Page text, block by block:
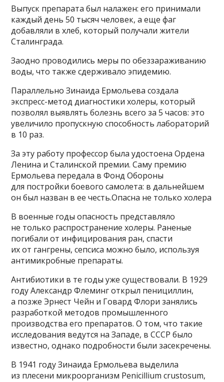
Выпуск препарата был налажен: его принимали
каждый день 50 тысяч человек, а еще фаг
добавляли в хлеб, который получали жители
Сталинграда.
Заодно проводились меры по обеззараживанию
воды, что также сдерживало эпидемию.
Параллельно Зинаида Ермольева создала
экспресс-метод диагностики холеры, который
позволял выявлять болезнь всего за 5 часов: это
увеличило пропускную способность лабораторий
в 10 раз.
За эту работу профессор была удостоена Ордена
Ленина и Сталинской премии. Саму премию
Ермольева передала в Фонд Обороны
для постройки боевого самолета: в дальнейшем
он был назван в ее честь.Опасна не только холера
В военные годы опасность представляло
не только распространение холеры. Раненые
погибали от инфицирования ран, спасти
их от гангрены, сепсиса можно было, используя
антимикробные препараты.
Антибиотики в те годы уже существовали. В 1929
году Александр Флеминг открыл пенициллин,
а позже Эрнест Чейн и Говард Флори занялись
разработкой методов промышленного
производства его препаратов. О том, что такие
исследования ведутся на Западе, в СССР было
известно, однако подробности были засекречены.
В 1941 году Зинаида Ермольева выделила
из плесени микроорганизм Penicillium crustosum,